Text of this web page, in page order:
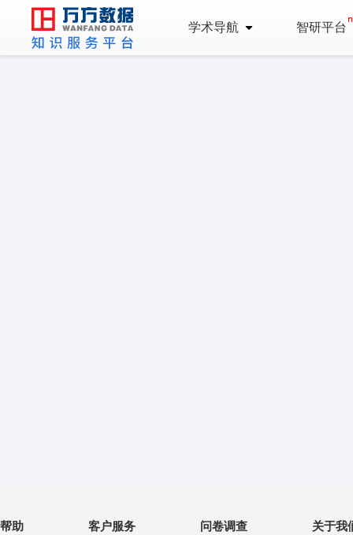
学术导航 智研平台
帮助 客户服务 问卷调查 关于我